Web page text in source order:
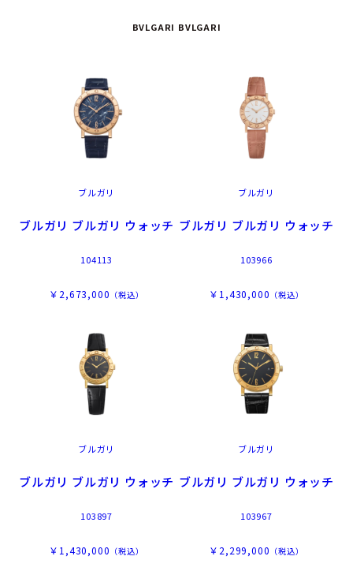
BVLGARI BVLGARI
ブルガリ
ブルガリ ブルガリ ウォッチ
104113
￥2,673,000 （税込）
ブルガリ
ブルガリ ブルガリ ウォッチ
103966
￥1,430,000 （税込）
ブルガリ
ブルガリ ブルガリ ウォッチ
103897
￥1,430,000 （税込）
ブルガリ
ブルガリ ブルガリ ウォッチ
103967
￥2,299,000 （税込）